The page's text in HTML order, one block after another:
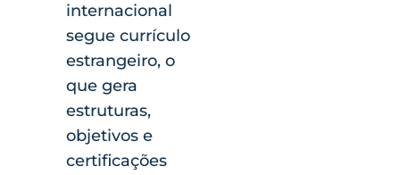
internacional
segue currículo
estrangeiro, o
que gera
estruturas,
objetivos e
certificações